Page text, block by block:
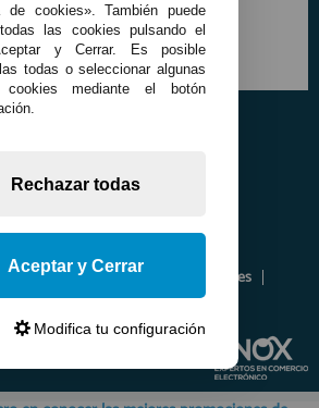
de Privacidad
Política de Cookies
y Devoluciones
Opiniones
de cookies». También puede
las cookies pulsando el
y Cerrar. Es posible
todas o seleccionar algunas
mediante el botón
Rechazar todas
Aceptar y Cerrar
Modifica tu configuración